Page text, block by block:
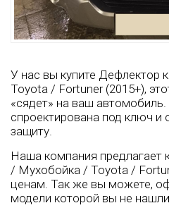
У нас вы купите Дефлектор
Toyota / Fortuner (2015+),
«сядет» на ваш
спроектирована под ключ и
защиту.
Наша компания предлагает
/ Мухобойка / Toyota /
ценам. Так же вы можете,
модели которой вы не